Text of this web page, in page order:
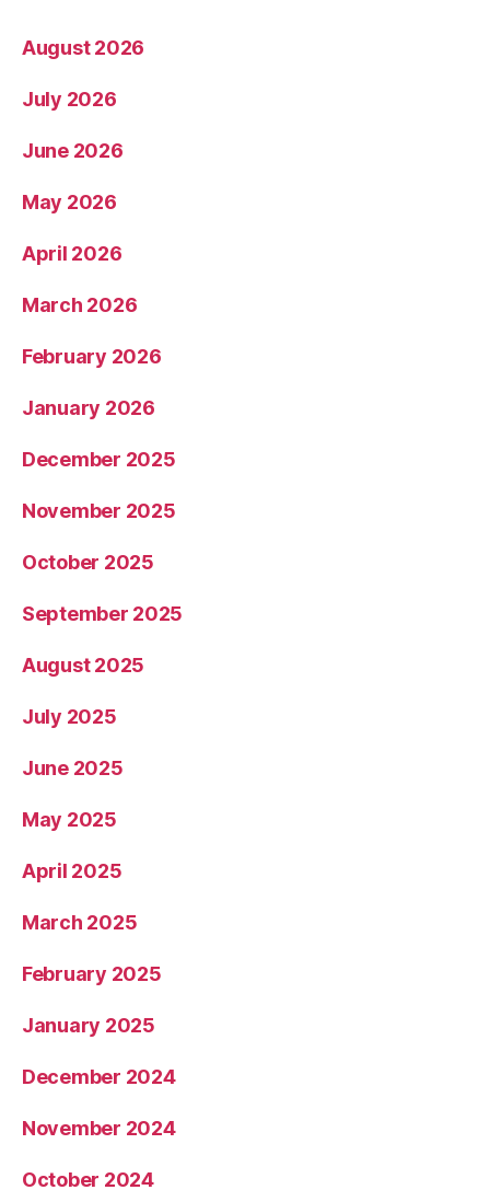
August 2026
July 2026
June 2026
May 2026
April 2026
March 2026
February 2026
January 2026
December 2025
November 2025
October 2025
September 2025
August 2025
July 2025
June 2025
May 2025
April 2025
March 2025
February 2025
January 2025
December 2024
November 2024
October 2024